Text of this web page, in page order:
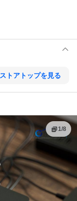
ストアトップを見る
1/8